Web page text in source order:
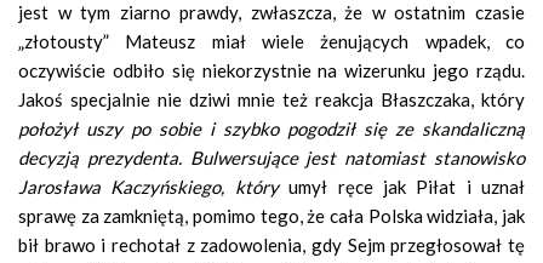
jest w tym ziarno prawdy, zwłaszcza, że w ostatnim czasie
„złotousty” Mateusz miał wiele żenujących wpadek, co
oczywiście odbiło się niekorzystnie na wizerunku jego rządu.
Jakoś specjalnie nie dziwi mnie też reakcja Błaszczaka, który
położył uszy po sobie i szybko pogodził się ze skandaliczną
decyzją prezydenta. Bulwersujące jest natomiast stanowisko
Jarosława Kaczyńskiego, któryumył ręce jak Piłat i uznał
sprawę za zamkniętą, pomimo tego, że cała Polska widziała, jak
bił brawo i rechotał z zadowolenia, gdy Sejm przegłosował tę